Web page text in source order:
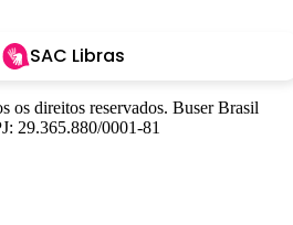
SAC Libras
os direitos reservados. Buser Brasil
29.365.880/0001-81